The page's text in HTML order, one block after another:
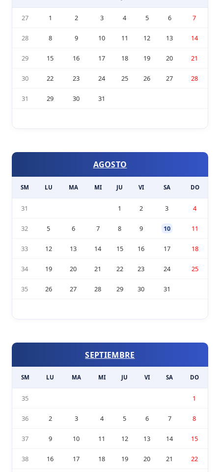
27 1 2 3 4 5 6 7
28 8 9 10 11 12 13 14
29 15 16 17 18 19 20 21
30 22 23 24 25 26 27 28
31 29 30 31
AGOSTO
SM LU MA MI JU VI SA DO
31 1 2 3 4
32 5 6 7 8 9 10 11
33 12 13 14 15 16 17 18
34 19 20 21 22 23 24 25
35 26 27 28 29 30 31
SEPTIEMBRE
SM LU MA MI JU VI SA DO
35 1
36 2 3 4 5 6 7 8
37 9 10 11 12 13 14 15
38 16 17 18 19 20 21 22